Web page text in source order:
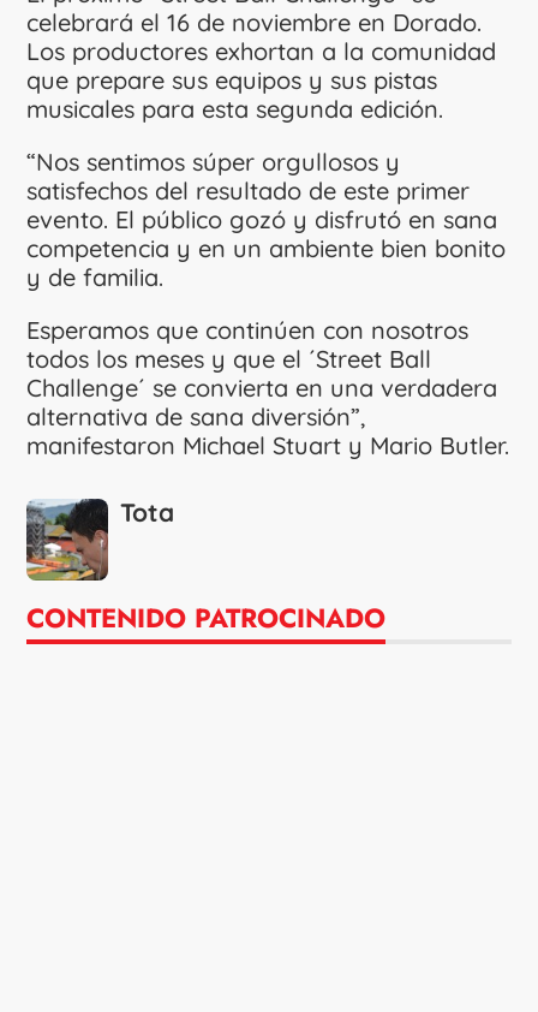
celebrará el 16 de noviembre en Dorado.
Los productores exhortan a la comunidad
que prepare sus equipos y sus pistas
musicales para esta segunda edición.
“Nos sentimos súper orgullosos y
satisfechos del resultado de este primer
evento. El público gozó y disfrutó en sana
competencia y en un ambiente bien bonito
y de familia.
Esperamos que continúen con nosotros
todos los meses y que el ´Street Ball
Challenge´ se convierta en una verdadera
alternativa de sana diversión”,
manifestaron Michael Stuart y Mario Butler.
Tota
CONTENIDO PATROCINADO